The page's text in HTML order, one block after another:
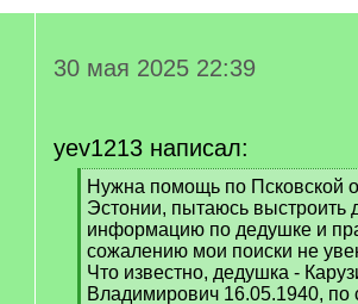
30 мая 2025 22:39
yev1213 написал:
[
q
]
Нужна помощь по Псковской
Эстонии, пытаюсь выстроить
информацию по дедушке и
сожалению мои поиски не
Что известно, дедушка -
Владимирович 16.05.1940, по